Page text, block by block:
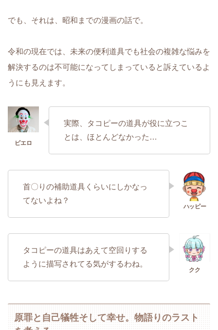
でも、それは、昭和までの漫画の話で。
令和の現在では、未来の便利道具でも社会の複雑な悩みを
解決するのは不可能になってしまっていると訴えているよ
うにも見えます。
実際、タコピーの道具が役に立つこ
とは、ほとんどなかった…
首〇りの補助道具くらいにしかなっ
てないよね？
タコピーの道具はあえて空回りする
ように描写されてる気がするわね。
原罪と自己犠牲そして幸せ。物語りのラスト